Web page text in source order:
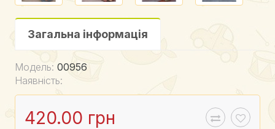
Загальна інформація
Модель: 00956
Наявність:
420.00 грн